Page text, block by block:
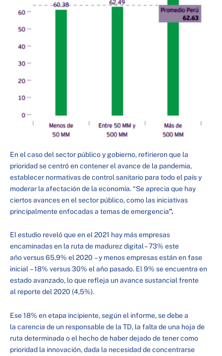
En el caso del sector público y gobierno, refirieron que la
prioridad se centró en contener el avance de la pandemia,
establecer normativas de control sanitario para todo el país y
moderar la afectación de la economía. “Se aprecia que hay
ciertos avances en el sector público, como las iniciativas
principalmente enfocadas a temas de emergencia”.
El estudio reveló que en el 2021 hay más empresas
encaminadas en la ruta de madurez digital – 73% este
año versus 65,9% el 2020 – y menos empresas están en fase
inicial – 18% versus 30% el año pasado. El 9% se encuentra en
estado avanzado, lo que refleja un avance sustancial frente
al reporte del 2020 (4,5%).
Ese 18% en etapa incipiente, según el informe, se debe a
la carencia de un responsable de la TD, la falta de una hoja de
ruta determinada o el hecho de haber dejado de tener como
prioridad la innovación, dada la necesidad de concentrarse